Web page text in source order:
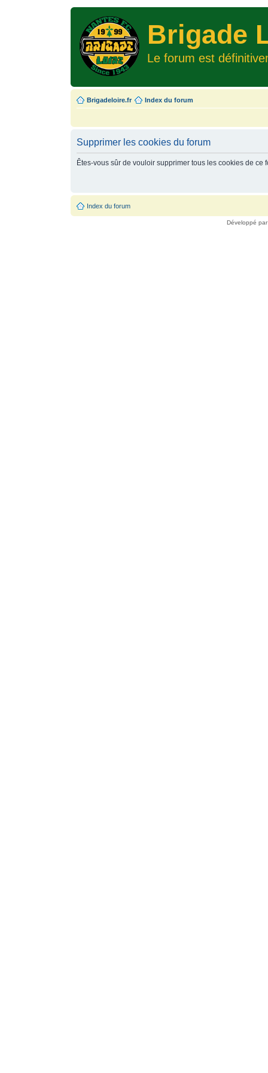
Brigade
Le forum est
Brigadeloire.fr Index du forum
Supprimer les cookies du forum
Êtes-vous sûr de vouloir supprimer tous les cookies de ce
Index du forum
Développé